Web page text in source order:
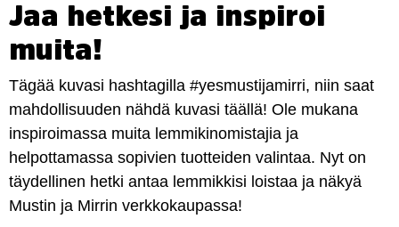
Jaa hetkesi ja inspiroi
muita!
Tägää kuvasi hashtagilla #yesmustijamirri, niin saat
mahdollisuuden nähdä kuvasi täällä! Ole mukana
inspiroimassa muita lemmikinomistajia ja
helpottamassa sopivien tuotteiden valintaa. Nyt on
täydellinen hetki antaa lemmikkisi loistaa ja näkyä
Mustin ja Mirrin verkkokaupassa!